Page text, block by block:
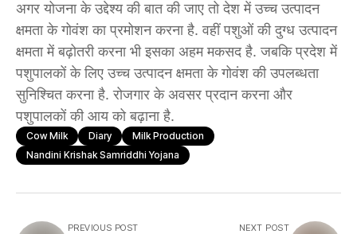
अगर योजना के उद्देश्य की बात की जाए तो देश में उच्च उत्पादन
क्षमता के गोवंश का प्रमोशन करना है. वहीं पशुओं की दुग्ध उत्पादन
क्षमता में बढ़ोतरी करना भी इसका अहम मकसद है. जबकि प्रदेश में
पशुपालकों के लिए उच्च उत्पादन क्षमता के गोवंश की उपलब्धता
सुनिश्चित करना है. रोजगार के अवसर प्रदान करना और
पशुपालकों की आय को बढ़ाना है.
Cow Milk Diary
Milk Production
Nandini Krishak Samriddhi Yojana
PREVIOUS POST NEXT POST